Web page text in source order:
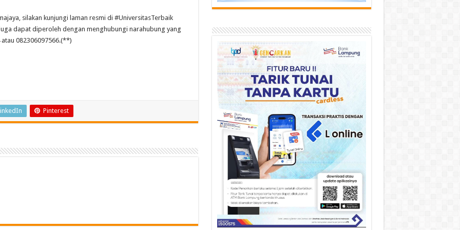
silakan kunjungi laman resmi di #UniversitasTerbaik
dapat diperoleh dengan menghubungi narahubung yang
082306097566.(**)
Pinterest